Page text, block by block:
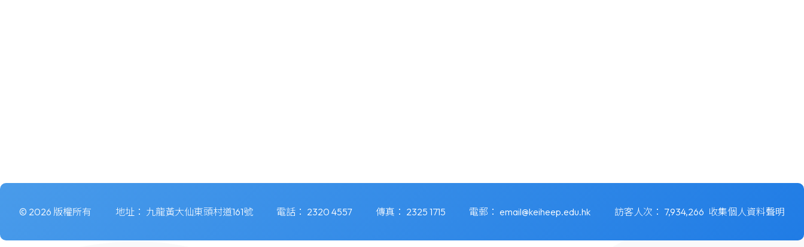
© 2026 版權所有 地址： 九龍黃大仙東頭村道161號 電話： 2320 4557 傳真： 2325 1715 電郵： email@keiheep.edu.hk 訪客人次： 7,934,266 收集個人資料聲明